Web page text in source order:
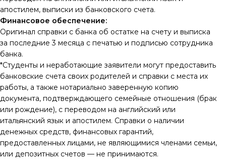
апостилем, выписки из банковского счета.
Финансовое обеспечение:
Оригинал справки с банка об остатке на счету и выписка
за последние 3 месяца с печатью и подписью сотрудника
банка.
*Студенты и неработающие заявители могут предоставить
банковские счета своих родителей и справки с места их
работы, а также нотариально заверенную копию
документа, подтверждающего семейные отношения (брак
или рождение), с переводом на английский или
итальянский язык и апостилем. Справки о наличии
денежных средств, финансовых гарантий,
предоставленных лицами, не являющимися членами семьи,
или депозитных счетов — не принимаются.